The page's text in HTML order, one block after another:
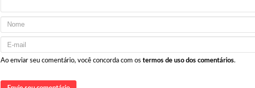
Ao enviar seu comentário, você concorda com os termos de uso dos comentários.